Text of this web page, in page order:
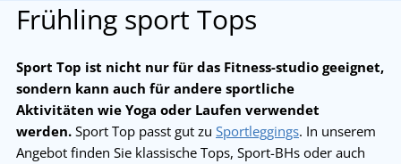
Frühling sport Tops
Sport Top ist nicht nur für das Fitness-studio geeignet,
sondern kann auch für andere sportliche
Aktivitäten wie Yoga oder Laufen verwendet
werden. Sport Top passt gut zu Sportleggings. In unserem
Angebot finden Sie klassische Tops, Sport-BHs oder auch